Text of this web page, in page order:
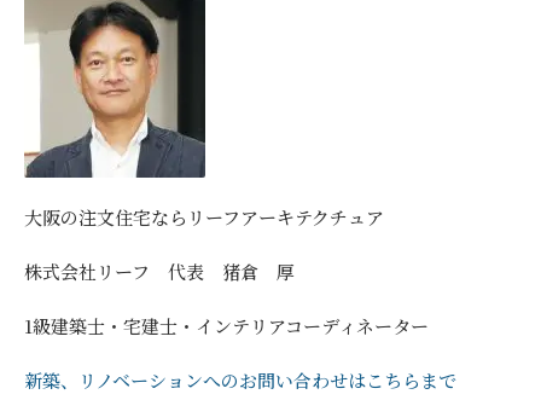
大阪の注文住宅ならリーフアーキテクチュア
株式会社リーフ 代表 猪倉 厚
1級建築士・宅建士・インテリアコーディネーター
新築、リノベーションへのお問い合わせはこちらまで